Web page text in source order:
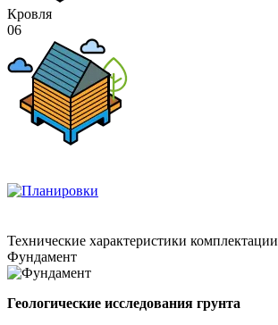
Кровля
06
Технические характеристики комплектации
Фундамент
Геологические исследования грунта